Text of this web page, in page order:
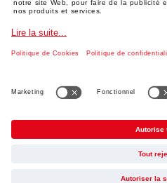
Protection des données
AGBs